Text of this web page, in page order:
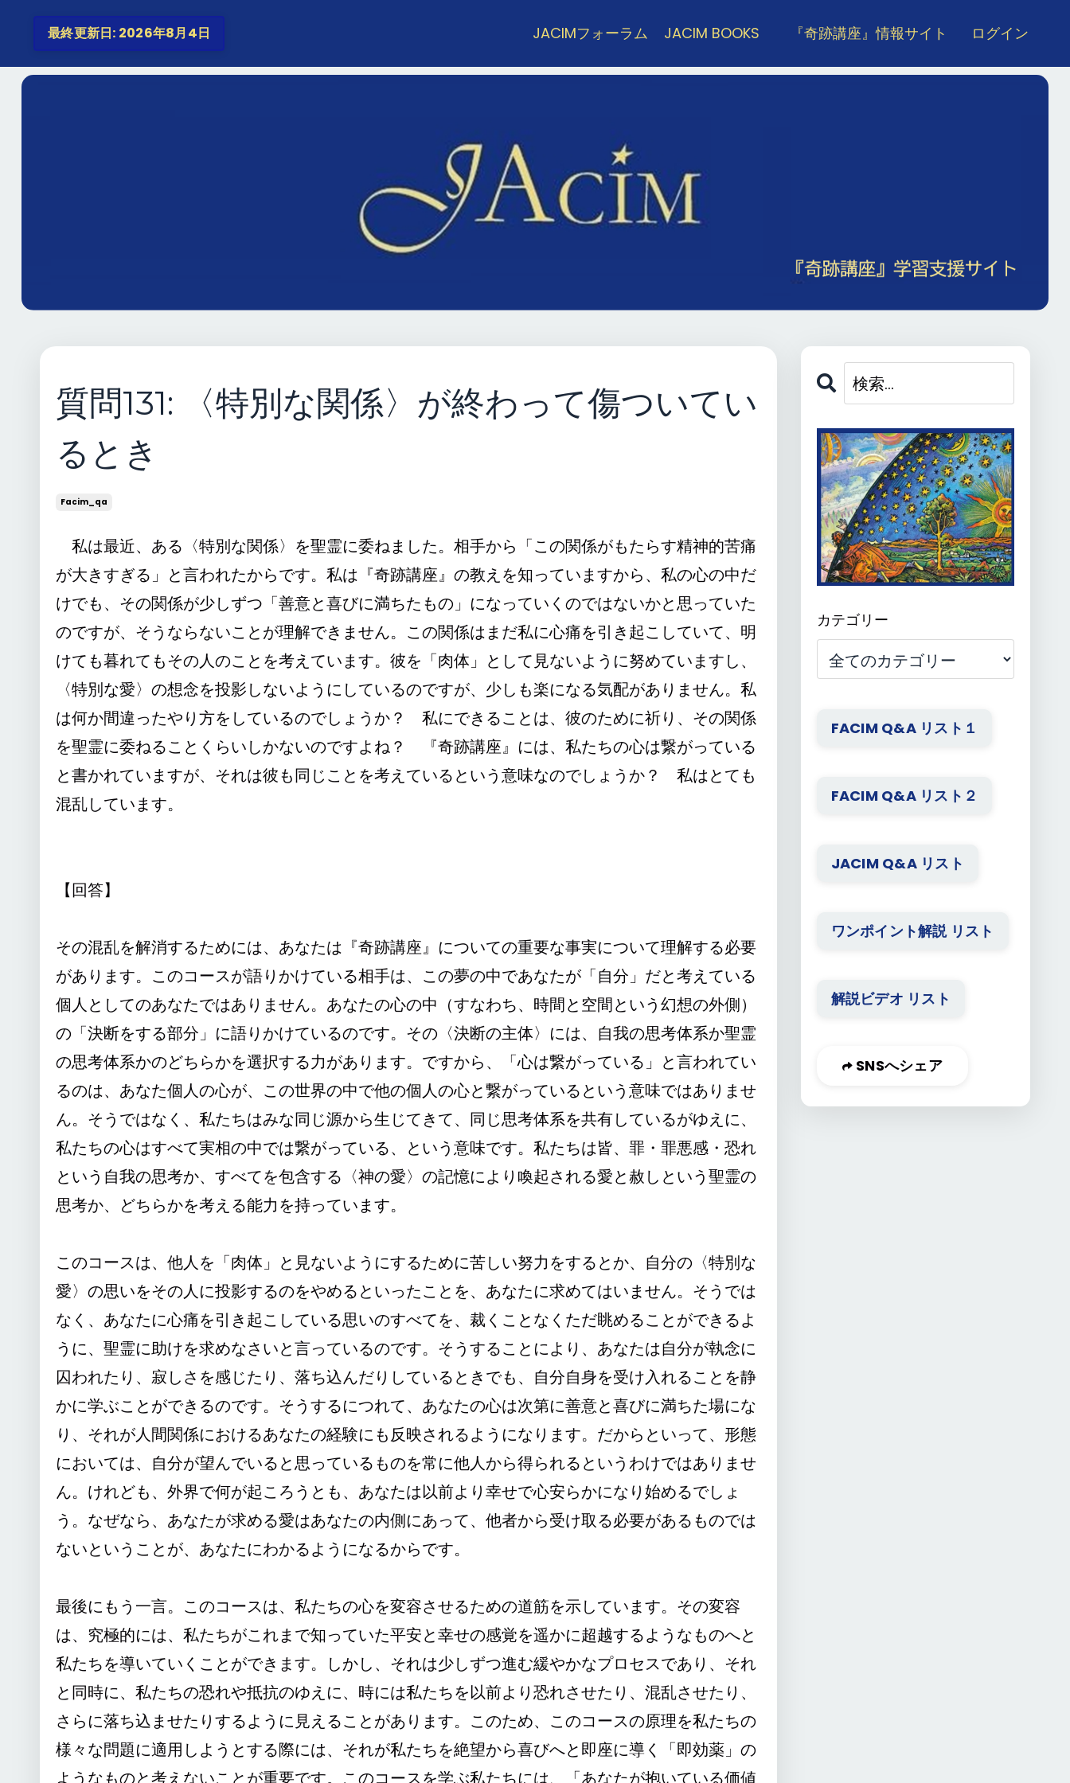
最終更新日: 2026年8月4日 JACIMフォーラム JACIM BOOKS 『奇跡講座』情報サイト ログイン
質問131: 〈特別な関係〉が終わって傷ついてい
るとき
Facim_qa
私は最近、ある〈特別な関係〉を聖霊に委ねました。相手から「この関係がもたらす精神的苦痛
が大きすぎる」と言われたからです。私は『奇跡講座』の教えを知っていますから、私の心の中だ
けでも、その関係が少しずつ「善意と喜びに満ちたもの」になっていくのではないかと思っていた
のですが、そうならないことが理解できません。この関係はまだ私に心痛を引き起こしていて、明
けても暮れてもその人のことを考えています。彼を「肉体」として見ないように努めていますし、
〈特別な愛〉の想念を投影しないようにしているのですが、少しも楽になる気配がありません。私
は何か間違ったやり方をしているのでしょうか？ 私にできることは、彼のために祈り、その関係
を聖霊に委ねることくらいしかないのですよね？ 『奇跡講座』には、私たちの心は繋がっている
と書かれていますが、それは彼も同じことを考えているという意味なのでしょうか？ 私はとても
混乱しています。
【回答】
その混乱を解消するためには、あなたは『奇跡講座』についての重要な事実について理解する必要
があります。このコースが語りかけている相手は、この夢の中であなたが「自分」だと考えている
個人としてのあなたではありません。あなたの心の中（すなわち、時間と空間という幻想の外側）
の「決断をする部分」に語りかけているのです。その〈決断の主体〉には、自我の思考体系か聖霊
の思考体系かのどちらかを選択する力があります。ですから、「心は繋がっている」と言われてい
るのは、あなた個人の心が、この世界の中で他の個人の心と繋がっているという意味ではありませ
ん。そうではなく、私たちはみな同じ源から生じてきて、同じ思考体系を共有しているがゆえに、
私たちの心はすべて実相の中では繋がっている、という意味です。私たちは皆、罪・罪悪感・恐れ
という自我の思考か、すべてを包含する〈神の愛〉の記憶により喚起される愛と赦しという聖霊の
思考か、どちらかを考える能力を持っています。
このコースは、他人を「肉体」と見ないようにするために苦しい努力をするとか、自分の〈特別な
愛〉の思いをその人に投影するのをやめるといったことを、あなたに求めてはいません。そうでは
なく、あなたに心痛を引き起こしている思いのすべてを、裁くことなくただ眺めることができるよ
うに、聖霊に助けを求めなさいと言っているのです。そうすることにより、あなたは自分が執念に
囚われたり、寂しさを感じたり、落ち込んだりしているときでも、自分自身を受け入れることを静
かに学ぶことができるのです。そうするにつれて、あなたの心は次第に善意と喜びに満ちた場にな
り、それが人間関係におけるあなたの経験にも反映されるようになります。だからといって、形態
においては、自分が望んでいると思っているものを常に他人から得られるというわけではありませ
ん。けれども、外界で何が起ころうとも、あなたは以前より幸せで心安らかになり始めるでしょ
う。なぜなら、あなたが求める愛はあなたの内側にあって、他者から受け取る必要があるものでは
ないということが、あなたにわかるようになるからです。
最後にもう一言。このコースは、私たちの心を変容させるための道筋を示しています。その変容
は、究極的には、私たちがこれまで知っていた平安と幸せの感覚を遥かに超越するようなものへと
私たちを導いていくことができます。しかし、それは少しずつ進む緩やかなプロセスであり、それ
と同時に、私たちの恐れや抵抗のゆえに、時には私たちを以前より恐れさせたり、混乱させたり、
さらに落ち込ませたりするように見えることがあります。このため、このコースの原理を私たちの
様々な問題に適用しようとする際には、それが私たちを絶望から喜びへと即座に導く「即効薬」の
ようなものと考えないことが重要です。このコースを学ぶ私たちには、「あなたが抱いている価値
カテゴリー
FACIM Q&A リスト１
FACIM Q&A リスト２
JACIM Q&A リスト
ワンポイント解説 リスト
解説ビデオ リスト
SNSへシェア